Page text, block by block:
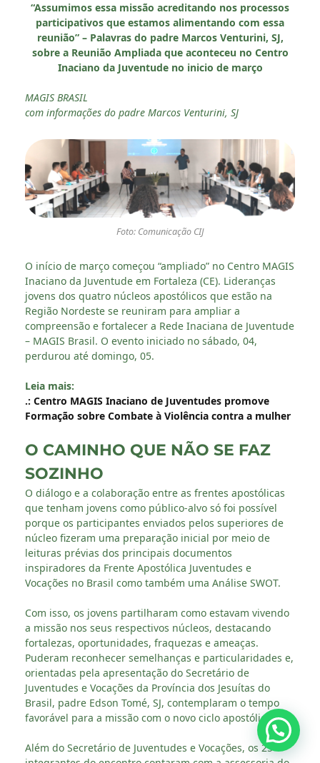
“Assumimos essa missão acreditando nos processos
participativos que estamos alimentando com essa
reunião” – Palavras do padre Marcos Venturini, SJ,
sobre a Reunião Ampliada que aconteceu no Centro
Inaciano da Juventude no inicio de março
MAGIS BRASIL
com informações do padre Marcos Venturini, SJ
Foto: Comunicação CIJ
O início de março começou “ampliado” no Centro MAGIS
Inaciano da Juventude em Fortaleza (CE). Lideranças
jovens dos quatro núcleos apostólicos que estão na
Região Nordeste se reuniram para ampliar a
compreensão e fortalecer a Rede Inaciana de Juventude
– MAGIS Brasil. O evento iniciado no sábado, 04,
perdurou até domingo, 05.
Leia mais:
.: Centro MAGIS Inaciano de Juventudes promove
Formação sobre Combate à Violência contra a mulher
O CAMINHO QUE NÃO SE FAZ
SOZINHO
O diálogo e a colaboração entre as frentes apostólicas
que tenham jovens como público-alvo só foi possível
porque os participantes enviados pelos superiores de
núcleo fizeram uma preparação inicial por meio de
leituras prévias dos principais documentos
inspiradores da Frente Apostólica Juventudes e
Vocações no Brasil como também uma Análise SWOT.
Com isso, os jovens partilharam como estavam vivendo
a missão nos seus respectivos núcleos, destacando
fortalezas, oportunidades, fraquezas e ameaças.
Puderam reconhecer semelhanças e particularidades e,
orientadas pela apresentação do Secretário de
Juventudes e Vocações da Província dos Jesuítas do
Brasil, padre Edson Tomé, SJ, contemplaram o tempo
favorável para a missão com o novo ciclo apostólico.
Além do Secretário de Juventudes e Vocações, os 25